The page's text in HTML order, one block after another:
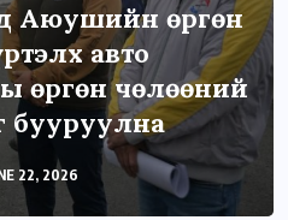
Аюушийн өргөн
авто
өргөн чөлөөний
бууруулна
22, 2026